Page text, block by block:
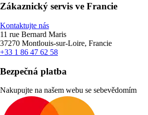
Zákaznický servis ve Francie
Kontaktujte nás
11 rue Bernard Maris
37270 Montlouis-sur-Loire, Francie
+33 1 86 47 62 58
Bezpečná platba
Nakupujte na našem webu se sebevědomím